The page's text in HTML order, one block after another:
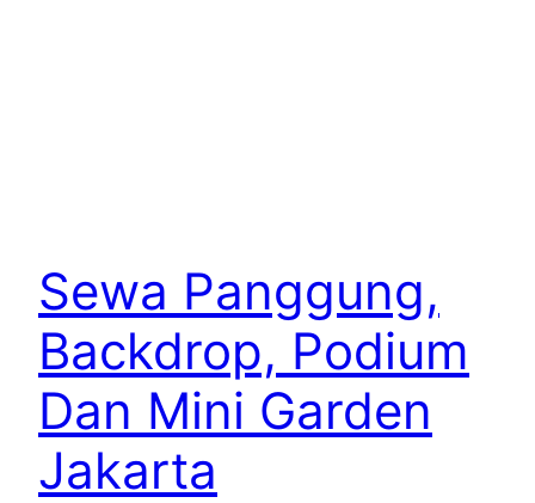
Sewa Panggung,
Backdrop, Podium
Dan Mini Garden
Jakarta